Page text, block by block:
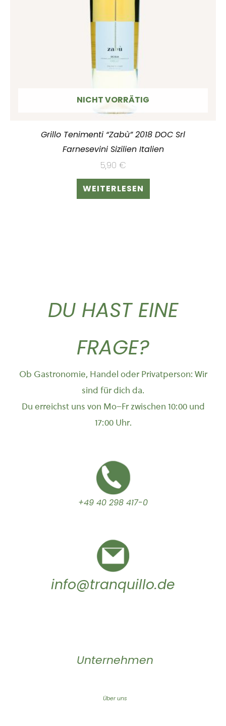
NICHT VORRÄTIG
Grillo Tenimenti “Zabù” 2018 DOC Srl
Farnesevini Sizilien Italien
5,90 €
WEITERLESEN
DU HAST EINE
FRAGE?
Ob Gastronomie, Handel oder Privatperson: Wir
sind für dich da.
Du erreichst uns von Mo–Fr zwischen 10:00 und
17:00 Uhr.
+49 40 298 417-0
info@tranquillo.de
Unternehmen
Über uns